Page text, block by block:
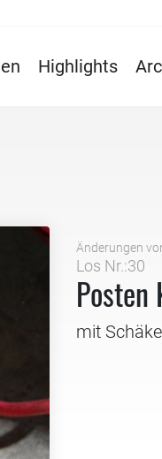
Highlights
Änderungen
Los Nr.:30
mit